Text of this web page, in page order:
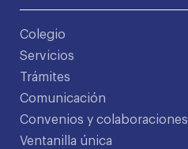
Colegio
Servicios
Trámites
Comunicación
Convenios y colaboraciones
Ventanilla única